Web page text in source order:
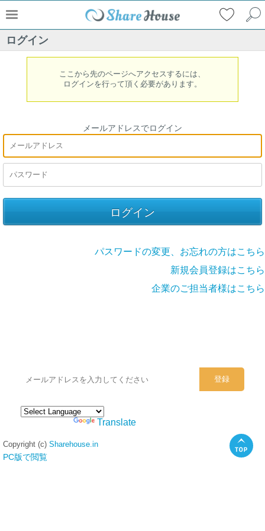
ログイン
ここから先のページへアクセスするには、
ログインを行って頂く必要があります。
メールアドレスでログイン
パスワードの変更、お忘れの方はこちら
新規会員登録はこちら
企業のご担当者様はこちら
Translate
Copyright (c) Sharehouse.in
PC版で閲覧